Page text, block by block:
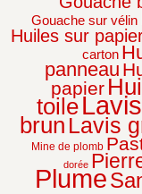
Gouache sur vélin
Huiles sur
carton
panneau
papier
toileLavis
brun Lavis
Mine de plomb
dorée
Plume